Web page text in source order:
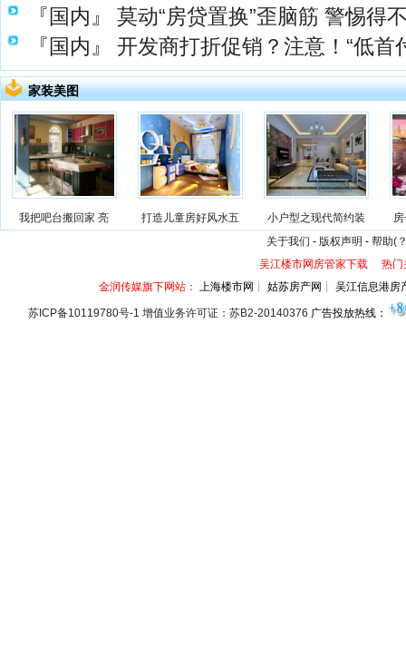
『国内』
莫动“房贷置换”歪脑筋 警惕得
『国内』
开发商打折促销？注意！“低首
家装美图
我把吧台搬回家 亮 打造儿童房好风水五 小户型之现代简约装
关于我们 - 版权声明 - 帮助(
吴江楼市网房管家下载
热门
金润传媒旗下网站： 上海楼市网┊ 姑苏房产网┊ 吴江信息港
苏ICP备10119780号-1 增值业务许可证：苏B2-20140376 广告投放热线：